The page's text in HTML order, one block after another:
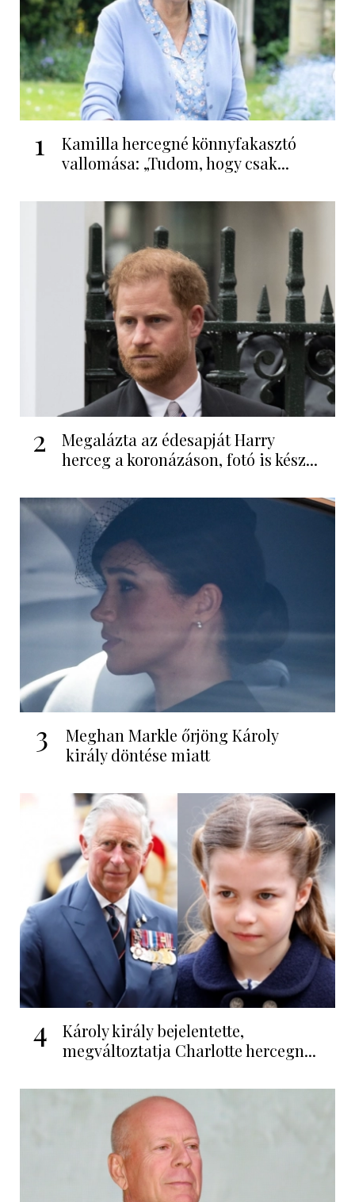
1
Kamilla hercegné könnyfakasztó
vallomása: „Tudom, hogy csak...
2
Megalázta az édesapját Harry
herceg a koronázáson, fotó is kész...
3
Meghan Markle őrjöng Károly
király döntése miatt
4
Károly király bejelentette,
megváltoztatja Charlotte hercegn...